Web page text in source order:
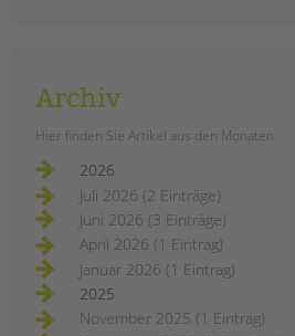
Archiv
Hier finden Sie Artikel aus den Monaten
2026
Juli 2026 (2 Einträge)
Juni 2026 (3 Einträge)
April 2026 (1 Eintrag)
Januar 2026 (1 Eintrag)
2025
November 2025 (1 Eintrag)